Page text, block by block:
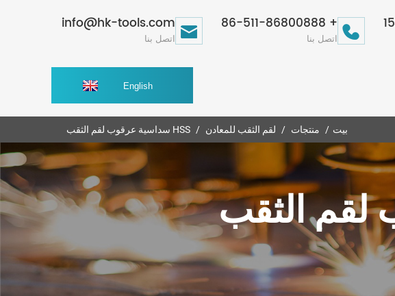
+ 86-511-86800888
اتصل بنا
info@hk-tools.com
اتصل بنا
English
بيت منتجات لقم الثقب للمعادن HSS سداسية عرقوب لقم الثقب